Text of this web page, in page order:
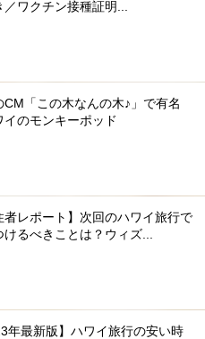
／ワクチン接種証明...
CM「この木なんの木♪」で有名
イのモンキーポッド
者レポート】次回のハワイ旅行で
けるべきことは？ウィズ...
年最新版】ハワイ旅行の安い時